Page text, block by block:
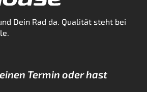
Dein Rad da. Qualität steht bei
Termin oder hast